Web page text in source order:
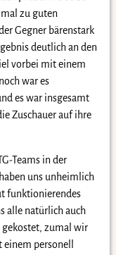
zu guten
Gegner bärenstark
deutlich an den
vorbei mit einem
war es
es war insgesamt
Zuschauer auf ihre
Teams in der
uns unheimlich
funktionierendes
alle natürlich auch
zumal wir
personell